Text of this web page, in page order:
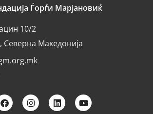
Ѓорѓи Марјановиќ
10/2
Северна Македонија